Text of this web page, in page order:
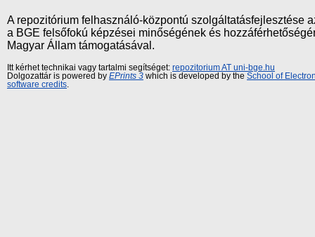
A repozitórium felhasználó-központú szolgáltatásfejlesztése
a BGE felsőfokú képzései minőségének és
Magyar Állam támogatásával.
Itt kérhet technikai vagy tartalmi segítséget: repozitorium AT uni-bge.hu
Dolgozattár is powered by EPrints 3 which is developed by the School of
software credits